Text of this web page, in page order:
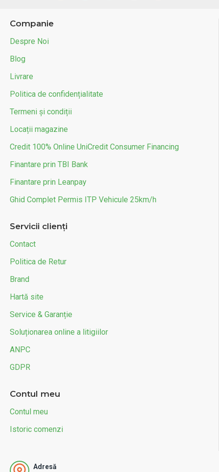
Companie
Despre Noi
Blog
Livrare
Politica de confidențialitate
Termeni și condiții
Locații magazine
Credit 100% Online UniCredit Consumer Financing
Finantare prin TBI Bank
Finantare prin Leanpay
Ghid Complet Permis ITP Vehicule 25km/h
Servicii clienți
Contact
Politica de Retur
Brand
Hartă site
Service & Garanție
Soluționarea online a litigiilor
ANPC
GDPR
Contul meu
Contul meu
Istoric comenzi
Adresă